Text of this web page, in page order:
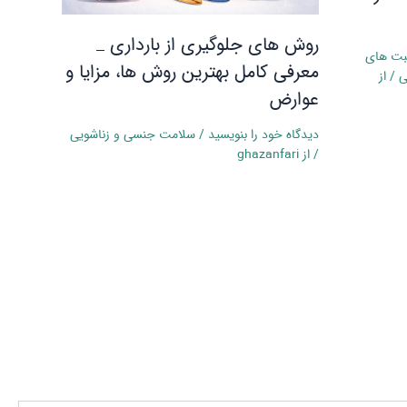
های
/ از
روش های جلوگیری از بارداری _
معرفی کامل بهترین روش‌ ها، مزایا و
عوارض
دیدگاه‌ خود را بنویسید /سلامت جنسی و زناشویی
/ از ghazanfari